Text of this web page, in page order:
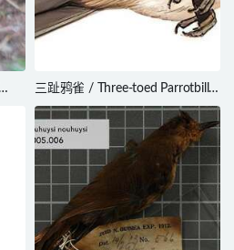
三趾鸦雀 / Three-toed Parrotbill /
Cholornis paradoxus